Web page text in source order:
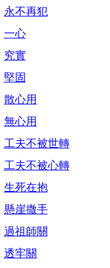
永不再犯
一心
究實
堅固
散心用
無心用
工夫不被世轉
工夫不被心轉
生死在抱
懸崖撒手
過祖師關
透牢關